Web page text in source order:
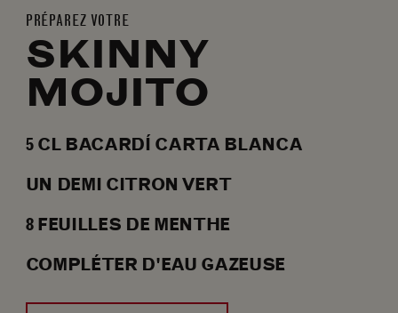
PRÉPAREZ VOTRE
SKINNY
MOJITO
5CLBACARDÍ CARTA BLANCA
UN DEMI CITRON VERT
8FEUILLES DE MENTHE
COMPLÉTER D'EAU GAZEUSE